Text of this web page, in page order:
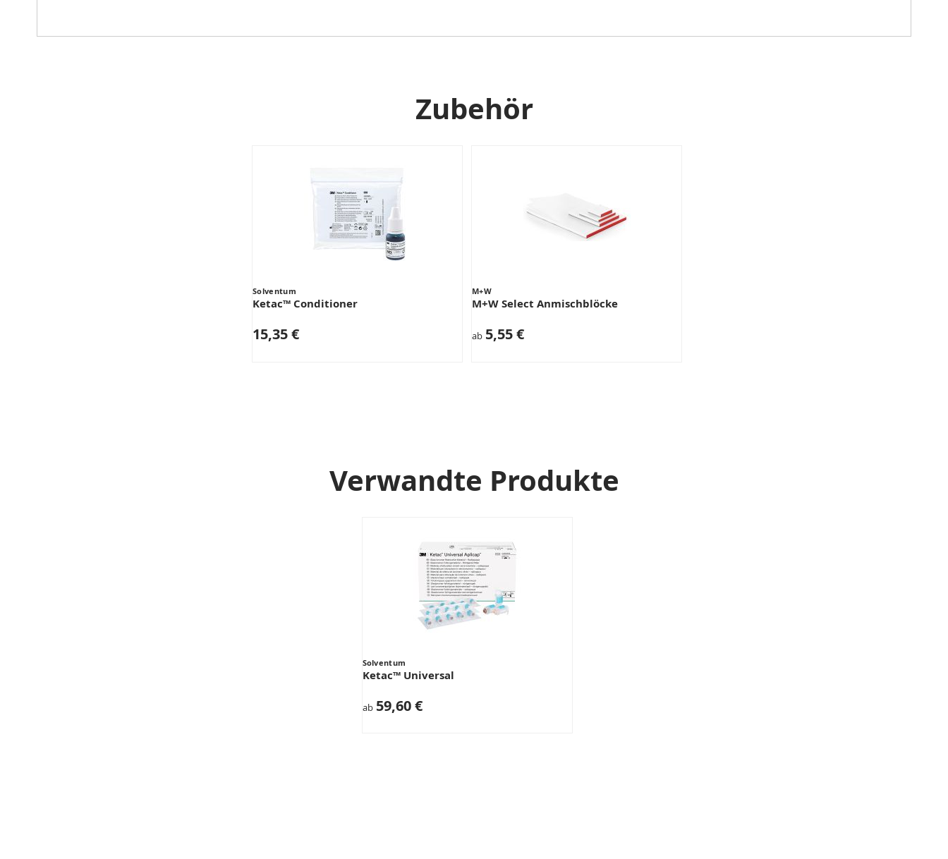
Zubehör
Solventum
Ketac™ Conditioner
15,35 €
M+W
M+W Select Anmischblöcke
ab 5,55 €
Verwandte Produkte
Solventum
Ketac™ Universal
ab 59,60 €